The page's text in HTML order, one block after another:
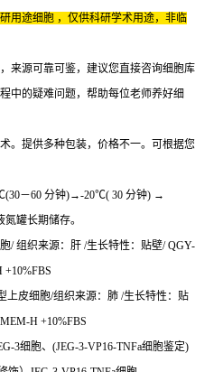
用途细胞 ，仅供科研学术用途，非临
来源可靠可鉴，建议您直接咨询细胞库
中的疑难问题，帮助每位老师养好细
。提供多种包装，价格不一。可根据您
－60 分钟)→-20℃( 30 分钟) →
罐长期储存。
/ 组织来源：肝 /生长特性：贴壁/ QGY-
上皮细胞/组织来源：肺 /生长特性：贴
H +10%FBS
3细胞、(JEG-3-VP16-TNFa细胞鉴定)